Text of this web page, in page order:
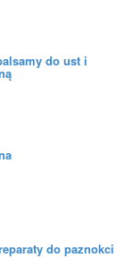
do ust i
do paznokci